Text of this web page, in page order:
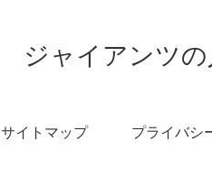
ジャイアンツの
サイトマップ プライバシ